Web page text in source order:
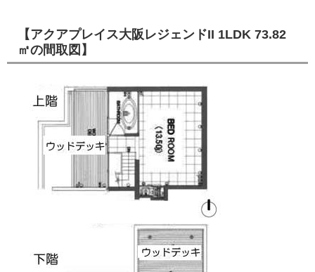
【アクアプレイス大阪レジェンドII 1LDK 73.82
㎡の間取図】